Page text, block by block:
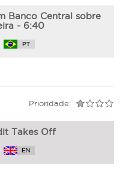
Banco Central sobre
- 6:40
Prioridade:
Takes Off